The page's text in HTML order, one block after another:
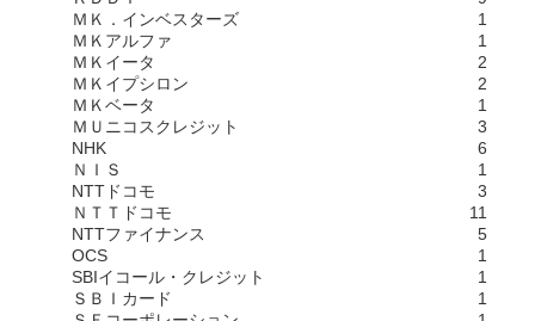
ＭＫ．インベスターズ
1
ＭＫアルファ
1
ＭＫイータ
2
ＭＫイプシロン
2
ＭＫベータ
1
ＭＵニコスクレジット
3
NHK
6
ＮＩＳ
1
NTTドコモ
3
ＮＴＴドコモ
11
NTTファイナンス
5
OCS
1
SBIイコール・クレジット
1
ＳＢＩカード
1